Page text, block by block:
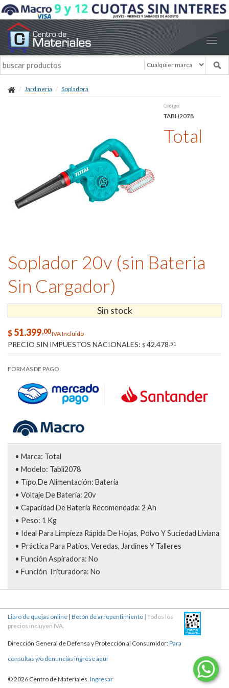
Jardineria Sopladora
Código:
TABLI2078
Total
Soplador 20v (sin Bateria
Sin Cargador)
Sin stock
$ 51.399,00IVA Incluido
PRECIO SIN IMPUESTOS NACIONALES: $ 42.478 ,51
FORMAS DE PAGO
• Marca: Total
• Modelo: Tabli2078
• Tipo De Alimentación: Batería
• Voltaje De Batería: 20v
• Capacidad De Batería Recomendada: 2 Ah
• Peso: 1 Kg
• Ideal Para Limpieza Rápida De Hojas, Polvo Y Suciedad Liviana
• Práctica Para Patios, Veredas, Jardines Y Talleres
• Función Aspiradora: No
• Función Trituradora: No
Libro de quejas online | Botón de arrepentimiento | Todos los
precios incluyen IVA.
Dirección General de Defensa y Protección al Consumidor:Para
consultas y/o denuncias ingrese aquí
© 2026 Centro de Materiales. Ingresar